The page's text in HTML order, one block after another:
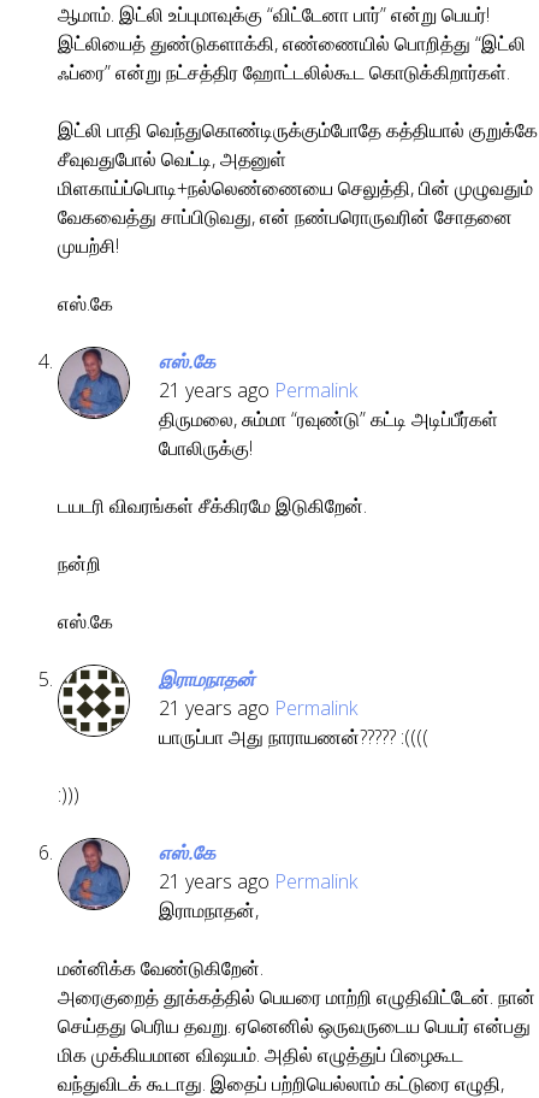
ஆமாம். இட்லி உப்புமாவுக்கு “விட்டேனா பார்” என்று பெயர்!
இட்லியைத் துண்டுகளாக்கி, எண்ணையில் பொறித்து “இட்லி
ஃப்ரை” என்று நட்சத்திர ஹோட்டலில்கூட கொடுக்கிறார்கள்.
இட்லி பாதி வெந்துகொண்டிருக்கும்போதே கத்தியால் குறுக்கே
சீவுவதுபோல் வெட்டி, அதனுள்
மிளகாய்ப்பொடி+நல்லெண்ணையை செலுத்தி, பின் முழுவதும்
வேகவைத்து சாப்பிடுவது, என் நண்பரொருவரின் சோதனை
முயற்சி!
எஸ்.கே
எஸ்.கே
21 years ago Permalink
திருமலை, சும்மா “ரவுண்டு” கட்டி அடிப்பீர்கள்
போலிருக்கு!
டயடரி விவரங்கள் சீக்கிரமே இடுகிறேன்.
நன்றி
எஸ்.கே
இராமநாதன்
21 years ago Permalink
யாருப்பா அது நாராயணன்????? :((((
:)))
எஸ்.கே
21 years ago Permalink
இராமநாதன்,
மன்னிக்க வேண்டுகிறேன்.
அரைகுறைத் தூக்கத்தில் பெயரை மாற்றி எழுதிவிட்டேன். நான்
செய்தது பெரிய தவறு. ஏனெனில் ஒருவருடைய பெயர் என்பது
மிக முக்கியமான விஷயம். அதில் எழுத்துப் பிழைகூட
வந்துவிடக் கூடாது. இதைப் பற்றியெல்லாம் கட்டுரை எழுதி,